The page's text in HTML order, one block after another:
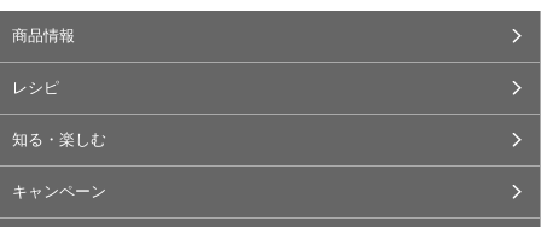
商品情報
レシピ
知る・楽しむ
キャンペーン